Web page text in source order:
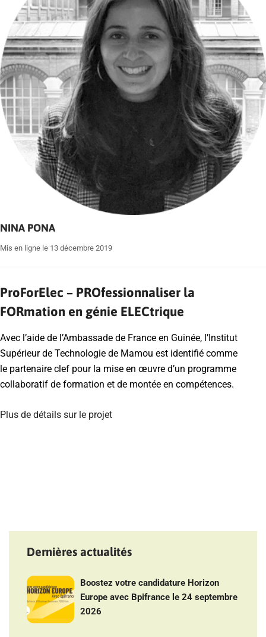
NINA PONA
Mis en ligne le 13 décembre 2019
ProForElec – PROfessionnaliser la
FORmation en génie ELECtrique
Avec l’aide de l’Ambassade de France en Guinée, l’Institut
Supérieur de Technologie de Mamou est identifié comme
le partenaire clef pour la mise en œuvre d’un programme
collaboratif de formation et de montée en compétences.
Plus de détails sur le projet
Dernières actualités
Boostez votre candidature Horizon
Europe avec Bpifrance le 24 septembre
2026